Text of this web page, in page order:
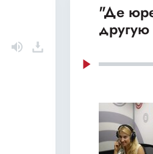
"Де
другую